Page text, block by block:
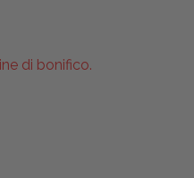
di bonifico.